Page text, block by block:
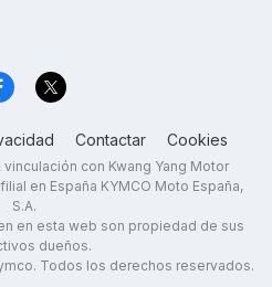
Contactar Cookies
vinculación con Kwang Yang Motor
en España KYMCO Moto España,
S.A.
en esta web son propiedad de sus
dueños.
Todos los derechos reservados.